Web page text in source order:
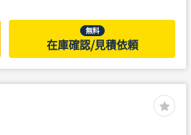
無料
在庫確認/見積依頼